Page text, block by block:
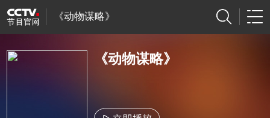
《动物谋略》
《动物谋略》